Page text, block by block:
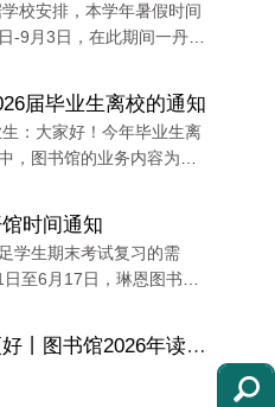
-9月3日，在此期间一丹图
届毕业生离校的通知
：大家好！今年毕业生离
，图书馆的业务内容为：
时间通知
学生期末考试复习的需
至6月17日，琳恩图书馆
陪你，一起更好丨图书馆2026年读者座谈会圆...